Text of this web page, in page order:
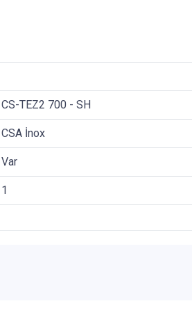
CS-TEZ2 700 - SH
CSA İnox
Var
1